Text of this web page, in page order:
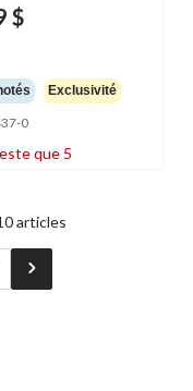
$
Exclusivité
0
que 5
articles